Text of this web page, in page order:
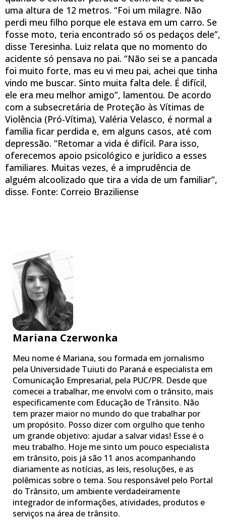
uma altura de 12 metros. “Foi um milagre. Não
perdi meu filho porque ele estava em um carro. Se
fosse moto, teria encontrado só os pedaços dele”,
disse Teresinha. Luiz relata que no momento do
acidente só pensava no pai. “Não sei se a pancada
foi muito forte, mas eu vi meu pai, achei que tinha
vindo me buscar. Sinto muita falta dele. É difícil,
ele era meu melhor amigo”, lamentou. De acordo
com a subsecretária de Proteção às Vítimas de
Violência (Pró-Vítima), Valéria Velasco, é normal a
família ficar perdida e, em alguns casos, até com
depressão. “Retomar a vida é difícil. Para isso,
oferecemos apoio psicológico e jurídico a esses
familiares. Muitas vezes, é a imprudência de
alguém alcoolizado que tira a vida de um familiar”,
disse. Fonte: Correio Braziliense
Mariana Czerwonka
Meu nome é Mariana, sou formada em jornalismo
pela Universidade Tuiuti do Paraná e especialista em
Comunicação Empresarial, pela PUC/PR. Desde que
comecei a trabalhar, me envolvi com o trânsito, mais
especificamente com Educação de Trânsito. Não
tem prazer maior no mundo do que trabalhar por
um propósito. Posso dizer com orgulho que tenho
um grande objetivo: ajudar a salvar vidas! Esse é o
meu trabalho. Hoje me sinto um pouco especialista
em trânsito, pois já são 11 anos acompanhando
diariamente as notícias, as leis, resoluções, e as
polêmicas sobre o tema. Sou responsável pelo Portal
do Trânsito, um ambiente verdadeiramente
integrador de informações, atividades, produtos e
serviços na área de trânsito.